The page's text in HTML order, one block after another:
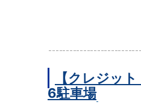
【クレジッ
6駐車場